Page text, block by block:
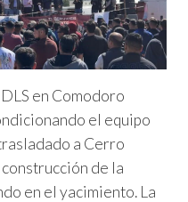
en Comodoro
el equipo
a Cerro
de la
en el yacimiento. La